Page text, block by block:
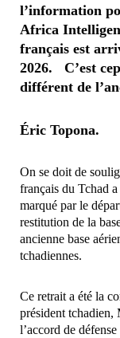
l’information
Africa
français est
2026. C’est
différent de
Éric Topona.
On se doit de
français du Tchad
marqué par le
restitution de la
ancienne base
tchadiennes.
Ce retrait a été la
président tchadien,
l’accord de